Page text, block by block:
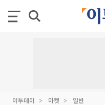
이투데이 마켓 일반